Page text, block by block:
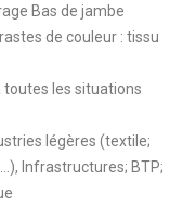
Bas de jambe
de couleur : tissu
toutes les situations
légères (textile;
Infrastructures; BTP;